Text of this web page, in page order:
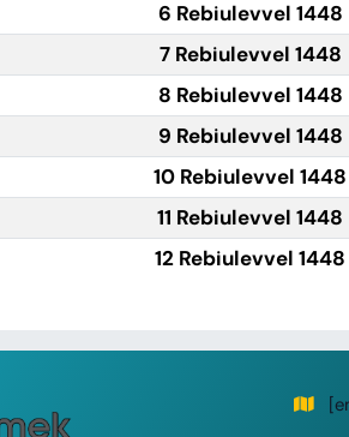
6 Rebiulevvel 1448
7 Rebiulevvel 1448
8 Rebiulevvel 1448
9 Rebiulevvel 1448
10 Rebiulevvel 1448
11 Rebiulevvel 1448
12 Rebiulevvel 1448